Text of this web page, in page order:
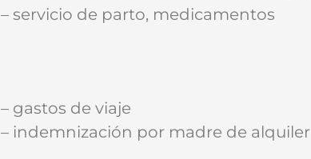
– servicio de parto, medicamentos
– gastos de viaje
– indemnización por madre de alquiler